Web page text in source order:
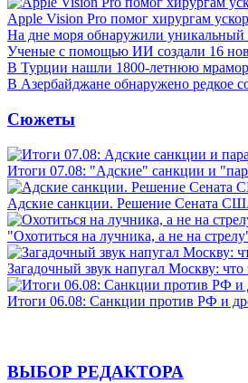
Apple Vision Pro помог хирургам
На дне моря обнаружили уникальный
Ученые с помощью ИИ создали 16
В Турции нашли 1800-летнюю
В Азербайджане обнаружено редкое
Сюжеты
Итоги 07.08: "Адские" санкции и
Адские санкции. Решение Сената
"Охотиться на лучника, а не на
Загадочный звук напугал Москву: что
Итоги 06.08: Санкции против РФ и
ВЫБОР РЕДАКТОРА